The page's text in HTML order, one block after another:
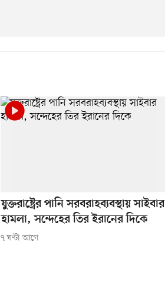
যুক্তরাষ্ট্রের পানি সরবরাহব্যবস্থায় সাইবার
হামলা, সন্দেহের তির ইরানের দিকে
৭ ঘণ্টা আগে